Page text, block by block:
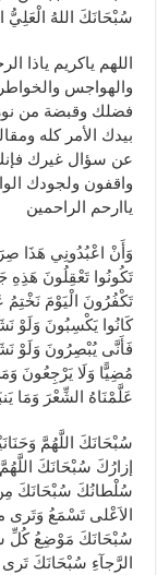
سُبْحَانَكَ اللهُ الْعَلِيُّ
اللهم ياكريم ياذا
والهواجس
فضلك وقبضة من
بيدك الأمر كله
عن سؤال غيرك
واقفون ولجودك
ياارحم الراحمين
وَأَنْ اعْبُدُونِي هَذَا
تَكُونُوا تَعْقِلُونَ هَذِهِ
تَكْفُرُونَ الْيَوْمَ نَخْتِمُ
كَانُوا يَكْسِبُونَ وَلَوْ
فَأَنَّى يُبْصِرُونَ وَلَوْ
مُضِيًّا وَلَا يَرْجِعُونَ
عَلَّمْنَاهُ الشِّعْرَ وَمَا
سُبْحَانَكَ اللَّهُمَّ
إزارُكَ سُبْحَانَكَ
سُلْطانُكَ سُبْحَانَكَ
الاَعْلى تَسْمَعُ
سُبْحَانَكَ مَوْضِعُ كُلِّ
الرَّجآءِ سُبْحَانَكَ